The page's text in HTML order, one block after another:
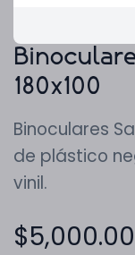
180x100
Binoculares
de plástico
vinil.
$5,000.00